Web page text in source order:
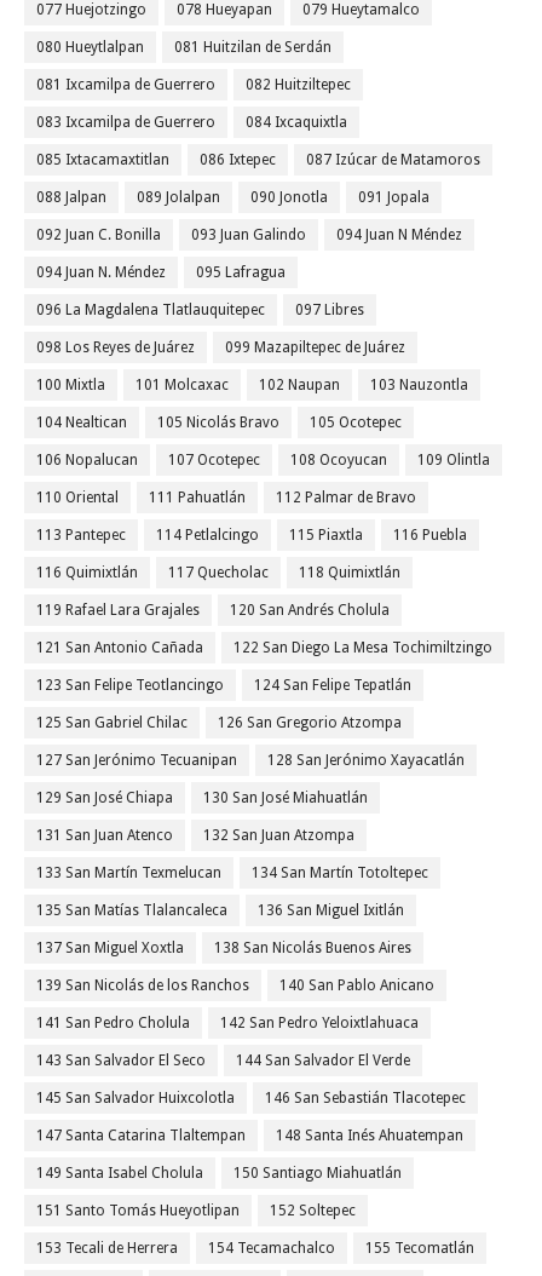
077 Huejotzingo 078 Hueyapan 079 Hueytamalco
080 Hueytlalpan 081 Huitzilan de Serdán
081 Ixcamilpa de Guerrero 082 Huitziltepec
083 Ixcamilpa de Guerrero 084 Ixcaquixtla
085 Ixtacamaxtitlan 086 Ixtepec 087 Izúcar de Matamoros
088 Jalpan 089 Jolalpan 090 Jonotla 091 Jopala
092 Juan C. Bonilla 093 Juan Galindo 094 Juan N Méndez
094 Juan N. Méndez 095 Lafragua
096 La Magdalena Tlatlauquitepec 097 Libres
098 Los Reyes de Juárez 099 Mazapiltepec de Juárez
100 Mixtla 101 Molcaxac 102 Naupan 103 Nauzontla
104 Nealtican 105 Nicolás Bravo 105 Ocotepec
106 Nopalucan 107 Ocotepec 108 Ocoyucan 109 Olintla
110 Oriental 111 Pahuatlán 112 Palmar de Bravo
113 Pantepec 114 Petlalcingo 115 Piaxtla 116 Puebla
116 Quimixtlán 117 Quecholac 118 Quimixtlán
119 Rafael Lara Grajales 120 San Andrés Cholula
121 San Antonio Cañada 122 San Diego La Mesa Tochimiltzingo
123 San Felipe Teotlancingo 124 San Felipe Tepatlán
125 San Gabriel Chilac 126 San Gregorio Atzompa
127 San Jerónimo Tecuanipan 128 San Jerónimo Xayacatlán
129 San José Chiapa 130 San José Miahuatlán
131 San Juan Atenco 132 San Juan Atzompa
133 San Martín Texmelucan 134 San Martín Totoltepec
135 San Matías Tlalancaleca 136 San Miguel Ixitlán
137 San Miguel Xoxtla 138 San Nicolás Buenos Aires
139 San Nicolás de los Ranchos 140 San Pablo Anicano
141 San Pedro Cholula 142 San Pedro Yeloixtlahuaca
143 San Salvador El Seco 144 San Salvador El Verde
145 San Salvador Huixcolotla 146 San Sebastián Tlacotepec
147 Santa Catarina Tlaltempan 148 Santa Inés Ahuatempan
149 Santa Isabel Cholula 150 Santiago Miahuatlán
151 Santo Tomás Hueyotlipan 152 Soltepec
153 Tecali de Herrera 154 Tecamachalco 155 Tecomatlán